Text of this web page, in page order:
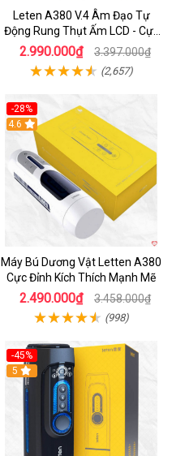
Leten A380 V.4 Âm Đạo Tự
Động Rung Thụt Ấm LCD - Cực
Phê
2.990.000₫ 3.397.000₫
(2,657)
-28%
Hot
4.6
Máy Bú Dương Vật Letten A380
Cực Đỉnh Kích Thích Mạnh Mẽ
2.490.000₫ 3.458.000₫
(998)
-45%
Hot
5